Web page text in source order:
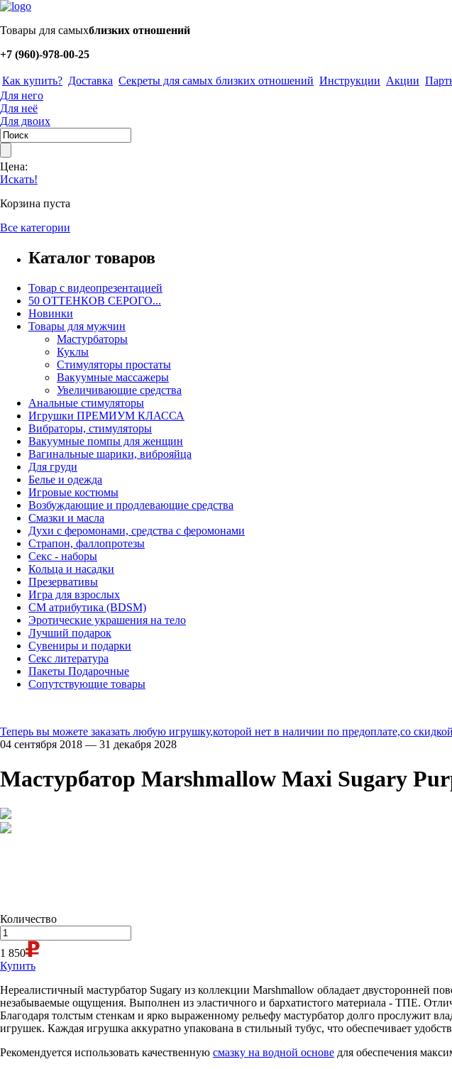
Товары для самыхблизких отношений
+7 (960)-978-00-25
Как купить? Доставка Секреты для самых близких отношений Инструкции Акции
Для него
Для неё
Для двоих
Цена:
Искать!
Корзина пуста
Все категории
Каталог товаров
Товар с видеопрезентацией
50 ОТТЕНКОВ СЕРОГО...
Новинки
Товары для мужчин
Мастурбаторы
Куклы
Стимуляторы простаты
Вакуумные массажеры
Увеличивающие средства
Анальные стимуляторы
Игрушки ПРЕМИУМ КЛАССА
Вибраторы, стимуляторы
Вакуумные помпы для женщин
Вагинальные шарики, виброяйца
Для груди
Белье и одежда
Игровые костюмы
Возбуждающие и продлевающие средства
Смазки и масла
Духи с феромонами, средства с феромонами
Страпон, фаллопротезы
Секс - наборы
Кольца и насадки
Презервативы
Игра для взрослых
СМ атрибутика (BDSM)
Эротические украшения на тело
Лучший подарок
Сувениры и подарки
Секс литература
Пакеты Подарочные
Сопутствующие товары
Теперь вы можете заказать любую игрушку,которой нет в наличии по предоплате,со скидкой
04 сентября 2018 — 31 декабря 2028
Мастурбатор Marshmallow Maxi Sugary
Количество
1 850
Купить
Нереалистичный мастурбатор Sugary из коллекции Marshmallow обладает двусторонней
незабываемые ощущения. Выполнен из эластичного и бархатистого материала - ТПЕ.
Благодаря толстым стенкам и ярко выраженному рельефу мастурбатор долго прослужит
игрушек. Каждая игрушка аккуратно упакована в стильный тубус, что обеспечивает
Рекомендуется использовать качественную смазку на водной основе для обеспечения